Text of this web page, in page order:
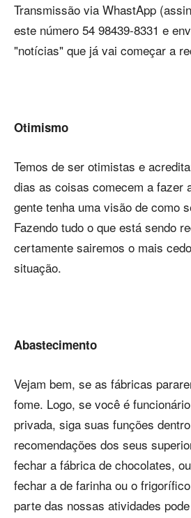
Transmissão via WhastApp
este número 54 98439-8331 e
"notícias" que já vai começar a
Otimismo
Temos de ser otimistas e
dias as coisas comecem a fazer
gente tenha uma visão de como
Fazendo tudo o que está sendo
certamente sairemos o mais
situação.
Abastecimento
Vejam bem, se as fábricas
fome. Logo, se você é
privada, siga suas funções
recomendações dos seus
fechar a fábrica de chocolates,
fechar a de farinha ou o
parte das nossas atividades